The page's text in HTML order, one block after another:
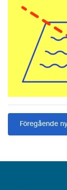
Föregående